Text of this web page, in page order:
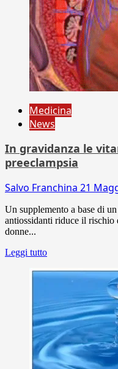
Medicina
News
In gravidanza le
preeclampsia
Salvo Franchina 21
Un supplemento a base di
antiossidanti riduce il rischio
donne...
Leggi tutto